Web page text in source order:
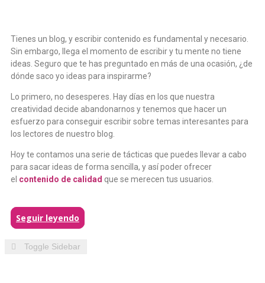
Tienes un blog, y escribir contenido es fundamental y necesario.
Sin embargo, llega el momento de escribir y tu mente no tiene
ideas. Seguro que te has preguntado en más de una ocasión, ¿de
dónde saco yo ideas para inspirarme?
Lo primero, no desesperes. Hay días en los que nuestra
creatividad decide abandonarnos y tenemos que hacer un
esfuerzo para conseguir escribir sobre temas interesantes para
los lectores de nuestro blog.
Hoy te contamos una serie de tácticas que puedes llevar a cabo
para sacar ideas de forma sencilla, y así poder ofrecer
el contenido de calidad que se merecen tus usuarios.
Seguir leyendo
Toggle Sidebar